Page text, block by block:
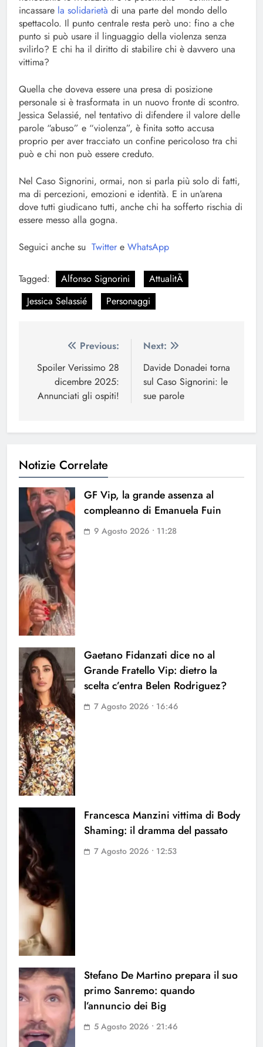
incassare la solidarietà di una parte del mondo dello
spettacolo. Il punto centrale resta però uno: fino a che
punto si può usare il linguaggio della violenza senza
svilirlo? E chi ha il diritto di stabilire chi è davvero una
vittima?
Quella che doveva essere una presa di posizione
personale si è trasformata in un nuovo fronte di scontro.
Jessica Selassié, nel tentativo di difendere il valore delle
parole “abuso” e “violenza”, è finita sotto accusa
proprio per aver tracciato un confine pericoloso tra chi
può e chi non può essere creduto.
Nel Caso Signorini, ormai, non si parla più solo di fatti,
ma di percezioni, emozioni e identità. E in un’arena
dove tutti giudicano tutti, anche chi ha sofferto rischia di
essere messo alla gogna.
Seguici anche su Twitter e WhatsApp
Tagged: Alfonso Signorini
AttualitÃ
Jessica Selassié
Personaggi
Navigazione
articoli
Previous:
Spoiler Verissimo 28
dicembre 2025:
Annunciati gli ospiti!
Next:
Davide Donadei torna
sul Caso Signorini: le
sue parole
Notizie Correlate
GF Vip, la grande assenza al
compleanno di Emanuela Fuin
9 Agosto 2026 • 11:28
Gaetano Fidanzati dice no al
Grande Fratello Vip: dietro la
scelta c’entra Belen Rodriguez?
7 Agosto 2026 • 16:46
Francesca Manzini vittima di Body
Shaming: il dramma del passato
7 Agosto 2026 • 12:53
Stefano De Martino prepara il suo
primo Sanremo: quando
l’annuncio dei Big
5 Agosto 2026 • 21:46